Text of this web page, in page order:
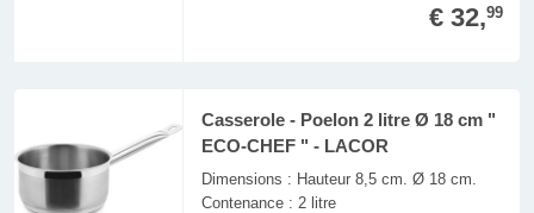
€ 32,99
Casserole - Poelon 2 litre Ø 18 cm "
ECO-CHEF " - LACOR
Dimensions : Hauteur 8,5 cm. Ø 18 cm.
Contenance : 2 litre